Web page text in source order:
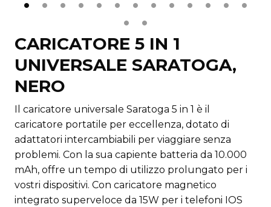
CARICATORE 5 IN 1
UNIVERSALE SARATOGA,
NERO
Il caricatore universale Saratoga 5 in 1 è il
caricatore portatile per eccellenza, dotato di
adattatori intercambiabili per viaggiare senza
problemi. Con la sua capiente batteria da 10.000
mAh, offre un tempo di utilizzo prolungato per i
vostri dispositivi. Con caricatore magnetico
integrato superveloce da 15W per i telefoni IOS